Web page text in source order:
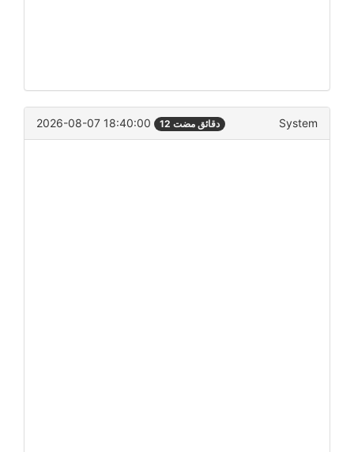
2026-08-07 18:40:00 12 دقائق مضت System